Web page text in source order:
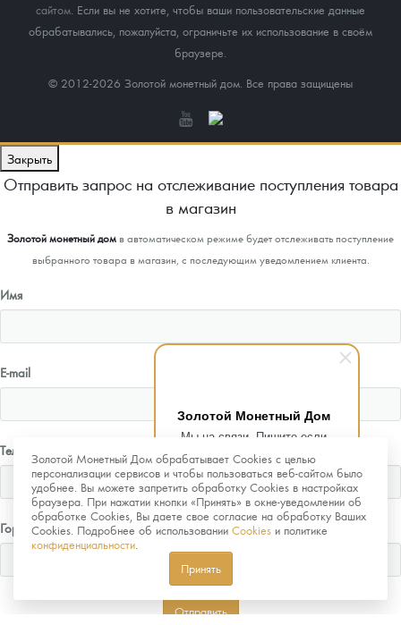
Золотой Монетный Дом
Мы на связи. Пишите если
возникнут любые вопросы.
Рады помочь.
сайтом . Если вы не хотите, чтобы ваши пользовательские данные
обрабатывались, пожалуйста, ограничьте их использование в своём
браузере.
© 2012-2026 Золотой монетный дом. Все права защищены
Золотой Монетный Дом обрабатывает Cookies с целью
персонализации сервисов и чтобы пользоваться веб-сайтом было
удобнее. Вы можете запретить обработку Cookies в настройках
браузера. При нажатии кнопки «Принять» в окне-уведомлении об
обработке Cookies, Вы даете свое согласие на обработку Ваших
Cookies. Подробнее об использовании Cookies и политике
конфиденциальности
Принять
Закрыть
Отправить запрос на отслеживание поступления товара
в магазин
Золотой монетный домв автоматическом режиме будет отслеживать поступление
выбранного товара в магазин, с последующим уведомлением клиента.
Имя
E-mail
Телефон
Город
Отправить